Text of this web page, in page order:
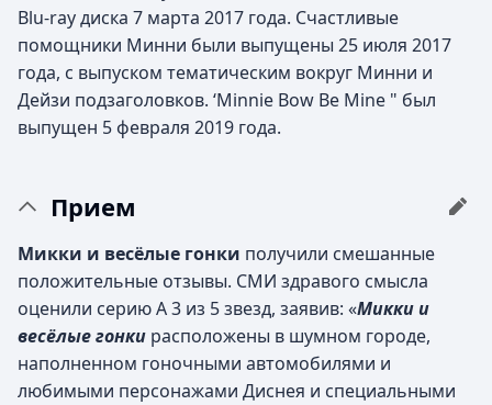
Blu-ray диска 7 марта 2017 года. Счастливые
помощники Минни были выпущены 25 июля 2017
года, с выпуском тематическим вокруг Минни и
Дейзи подзаголовков. ‘Minnie Bow Be Mine " был
выпущен 5 февраля 2019 года.
Прием
Микки и весёлые гонки получили смешанные
положительные отзывы. СМИ здравого смысла
оценили серию A 3 из 5 звезд, заявив: «Микки и
весёлые гонки расположены в шумном городе,
наполненном гоночными автомобилями и
любимыми персонажами Диснея и специальными